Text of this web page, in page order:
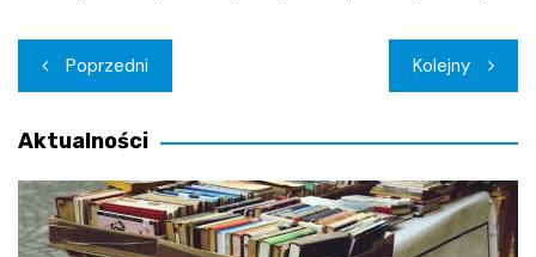
Nawigacja
wpisu
Poprzedni Kolejny
Aktualności